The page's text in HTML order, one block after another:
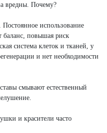
вредны. Почему?
использование
баланс, повышая риск
система клеток и тканей, у
и нет необходимости
смывают естественный
и красители часто